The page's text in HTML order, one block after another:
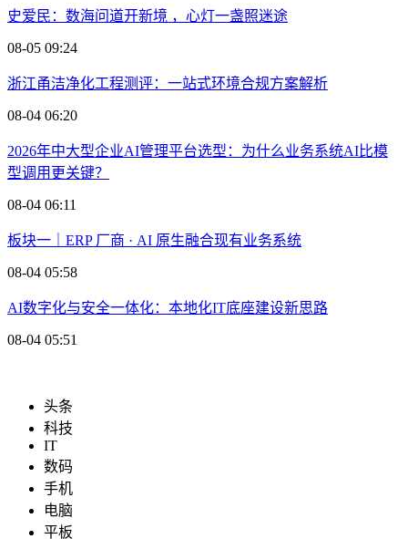
史爱民：数海问道开新境 ，心灯一盏照迷途
08-05 09:24
浙江甬洁净化工程测评：一站式环境合规方案解析
08-04 06:20
2026年中大型企业AI管理平台选型：为什么业务系统AI比模
型调用更关键？
08-04 06:11
板块一｜ERP 厂商 · AI 原生融合现有业务系统
08-04 05:58
AI数字化与安全一体化：本地化IT底座建设新思路
08-04 05:51
头条
科技
IT
数码
手机
电脑
平板